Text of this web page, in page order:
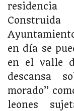
en día se
en el valle
descansa
morado”
leones